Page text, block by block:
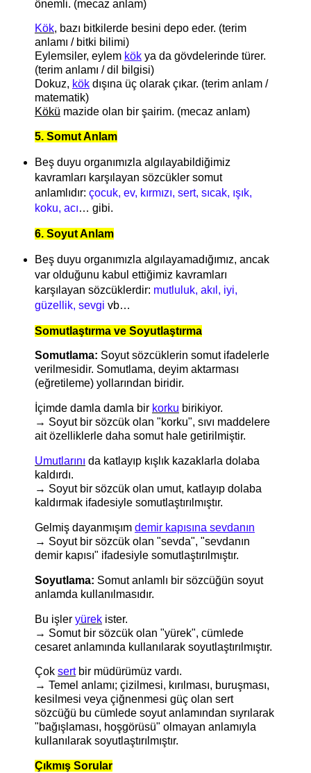
önemli. (mecaz anlam)
Kök, bazı bitkilerde besini depo eder. (terim
anlamı / bitki bilimi)
Eylemsiler, eylem kök ya da gövdelerinde türer.
(terim anlamı / dil bilgisi)
Dokuz, kök dışına üç olarak çıkar. (terim anlam /
matematik)
Kökü mazide olan bir şairim. (mecaz anlam)
5. Somut Anlam
Beş duyu organımızla algılayabildiğimiz
kavramları karşılayan sözcükler somut
anlamlıdır: çocuk, ev, kırmızı, sert, sıcak, ışık,
koku, acı… gibi.
6. Soyut Anlam
Beş duyu organımızla algılayamadığımız, ancak
var olduğunu kabul ettiğimiz kavramları
karşılayan sözcüklerdir: mutluluk, akıl, iyi,
güzellik, sevgi vb…
Somutlaştırma ve Soyutlaştırma
Somutlama: Soyut sözcüklerin somut ifadelerle
verilmesidir. Somutlama, deyim aktarması
(eğretileme) yollarından biridir.
İçimde damla damla bir korku birikiyor.
→ Soyut bir sözcük olan "korku", sıvı maddelere
ait özelliklerle daha somut hale getirilmiştir.
Umutlarını da katlayıp kışlık kazaklarla dolaba
kaldırdı.
→ Soyut bir sözcük olan umut, katlayıp dolaba
kaldırmak ifadesiyle somutlaştırılmıştır.
Gelmiş dayanmışım demir kapısına sevdanın
→ Soyut bir sözcük olan "sevda", "sevdanın
demir kapısı" ifadesiyle somutlaştırılmıştır.
Soyutlama: Somut anlamlı bir sözcüğün soyut
anlamda kullanılmasıdır.
Bu işler yürek ister.
→ Somut bir sözcük olan "yürek", cümlede
cesaret anlamında kullanılarak soyutlaştırılmıştır.
Çok sertbir müdürümüz vardı.
→ Temel anlamı; çizilmesi, kırılması, buruşması,
kesilmesi veya çiğnenmesi güç olan sert
sözcüğü bu cümlede soyut anlamından sıyrılarak
"bağışlaması, hoşgörüsü" olmayan anlamıyla
kullanılarak soyutlaştırılmıştır.
Çıkmış Sorular